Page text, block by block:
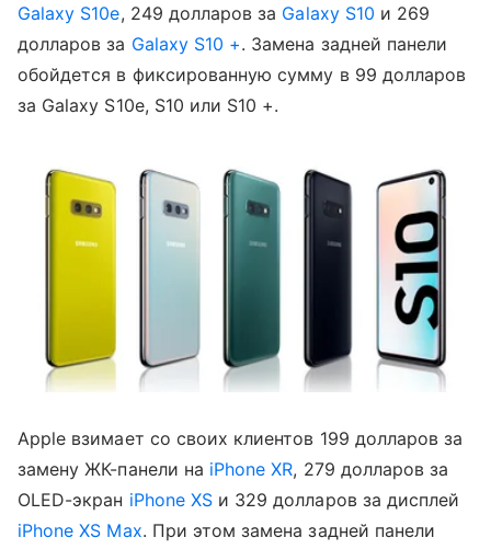
Galaxy S10e, 249 долларов за Galaxy S10 и 269
долларов за Galaxy S10 +. Замена задней панели
обойдется в фиксированную сумму в 99 долларов
за Galaxy S10e, S10 или S10 +.
Apple взимает со своих клиентов 199 долларов за
замену ЖК-панели на iPhone XR, 279 долларов за
OLED-экран iPhone XSи 329 долларов за дисплей
iPhone XS Max. При этом замена задней панели